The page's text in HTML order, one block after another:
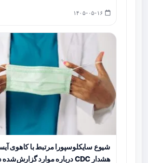
شیوع سایکلوسپورا مرتبط با کاهوی